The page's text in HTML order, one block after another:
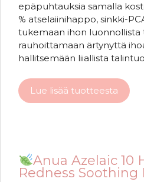
epäpuhtauksia samalla
% atselaiinihappo, sinkki-
tukemaan ihon luonnollista
rauhoittamaan ärtynyttä
hallitsemään liiallista
Lue lisää tuotteesta
Anua Azelaic 10
Redness Soothing